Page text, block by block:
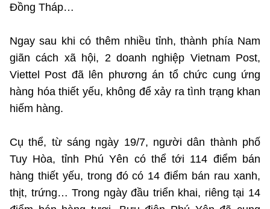
Đồng Tháp…
Ngay sau khi có thêm nhiều tỉnh, thành phía Nam
giãn cách xã hội, 2 doanh nghiệp Vietnam Post,
Viettel Post đã lên phương án tổ chức cung ứng
hàng hóa thiết yếu, không để xảy ra tình trạng khan
hiếm hàng.
Cụ thể, từ sáng ngày 19/7, người dân thành phố
Tuy Hòa, tỉnh Phú Yên có thể tới 114 điểm bán
hàng thiết yếu, trong đó có 14 điểm bán rau xanh,
thịt, trứng… Trong ngày đầu triển khai, riêng tại 14